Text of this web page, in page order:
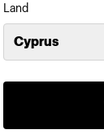
Land
Cyprus